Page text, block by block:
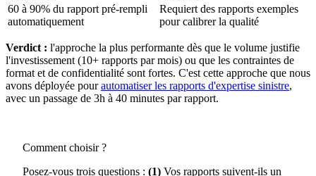
60 à 90% du rapport pré-rempli
automatiquement
Requiert des rapports exemples
pour calibrer la qualité
Verdict : l'approche la plus performante dès que le volume justifie
l'investissement (10+ rapports par mois) ou que les contraintes de
format et de confidentialité sont fortes. C'est cette approche que nous
avons déployée pourautomatiser les rapports d'expertise sinistre,
avec un passage de 3h à 40 minutes par rapport.
Comment choisir ?
Posez-vous trois questions : (1) Vos rapports suivent-ils un